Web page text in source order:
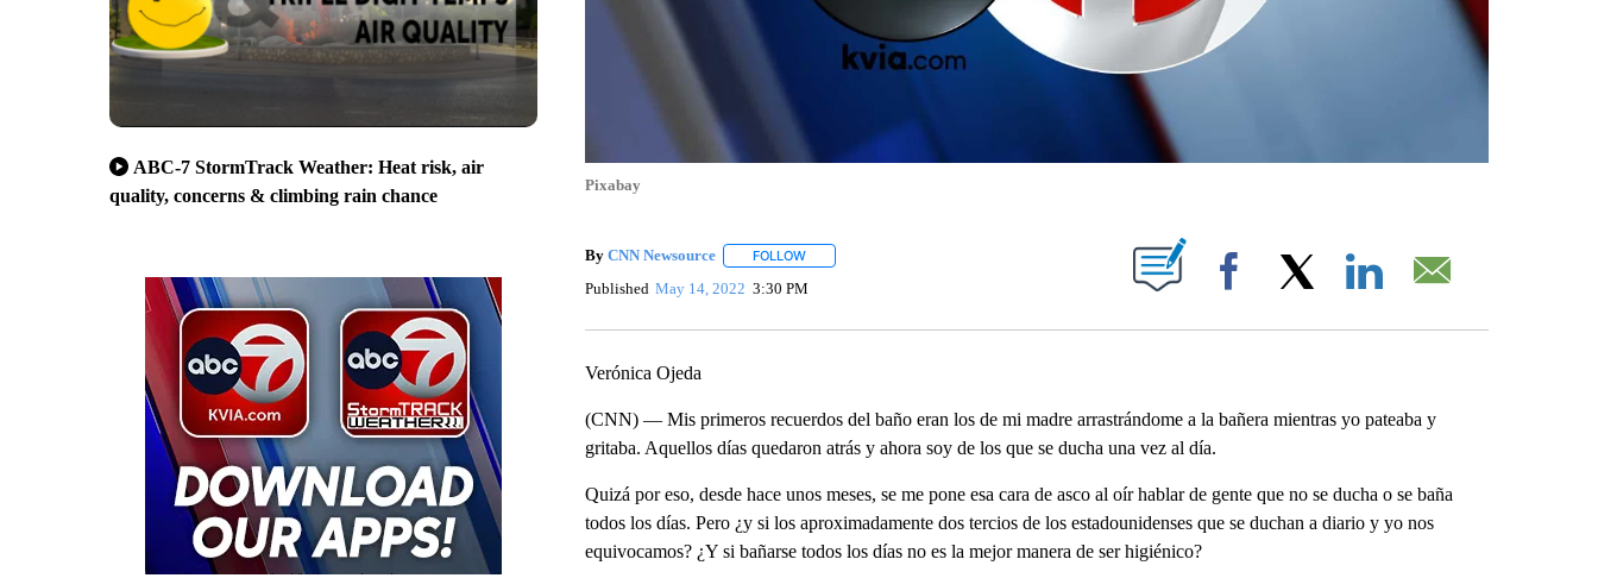
ABC-7 StormTrack Weather: Heat risk, air
quality, concerns & climbing rain chance
Pixabay
By CNN Newsource FOLLOWFOLLOW "" TO RECEIVE NOTIFICATIONS ABOUT NEW PAGES ON "".
Published May 14, 2022 3:30 PM Facebook
Verónica Ojeda
(CNN) — Mis primeros recuerdos del baño eran los de mi madre arrastrándome a la bañera mientras yo pateaba y
gritaba. Aquellos días quedaron atrás y ahora soy de los que se ducha una vez al día.
Quizá por eso, desde hace unos meses, se me pone esa cara de asco al oír hablar de gente que no se ducha o se baña
todos los días. Pero ¿y si los aproximadamente dos tercios de los estadounidenses que se duchan a diario y yo nos
equivocamos? ¿Y si bañarse todos los días no es la mejor manera de ser higiénico?